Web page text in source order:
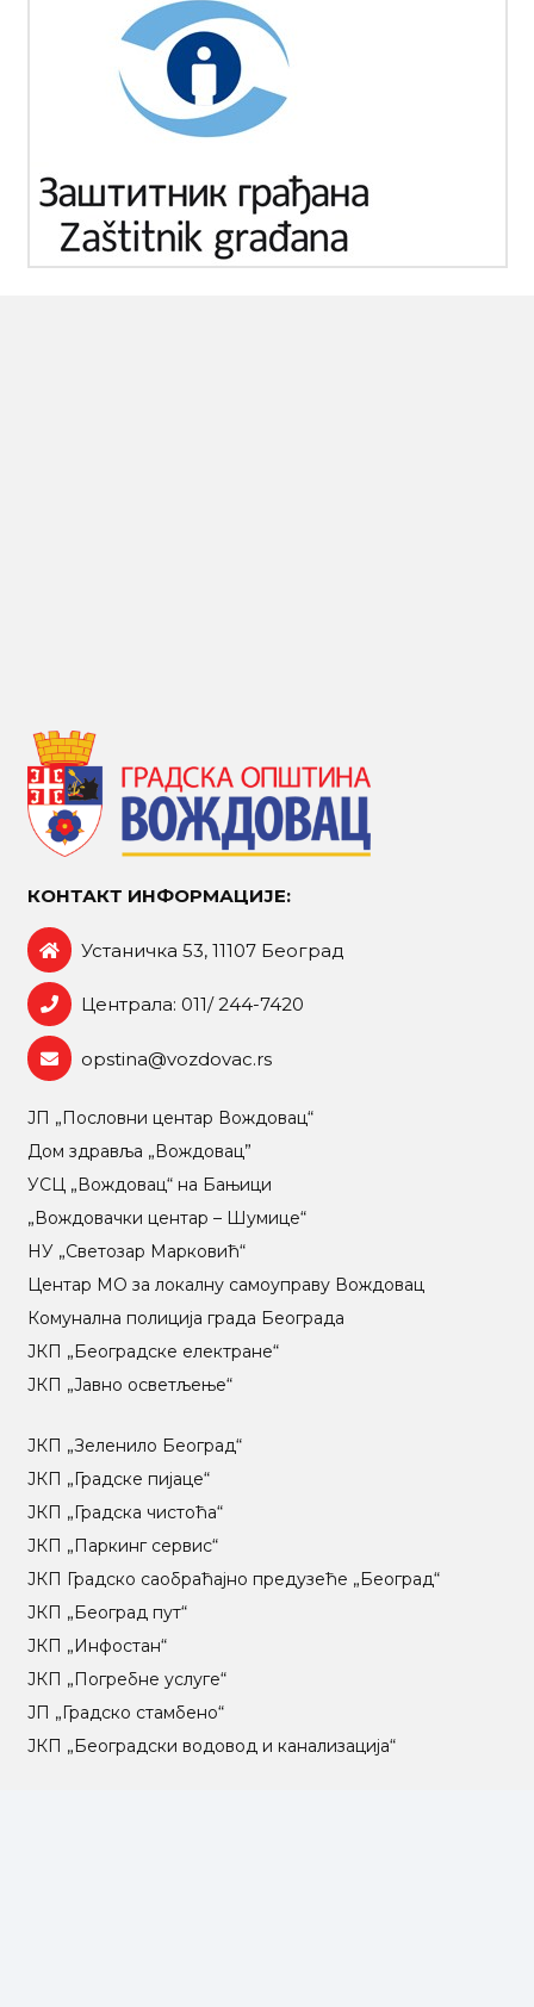
КОНТАКТ ИНФОРМАЦИЈЕ:
Устаничка 53, 11107 Београд
Централа: 011/ 244-7420
opstina@vozdovac.rs
ЈП „Пословни центар Вождовац“
Дом здравља „Вождовац”
УСЦ „Вождовац“ на Бањици
„Вождовачки центар – Шумице“
НУ „Светозар Марковић“
Центар МO за локалну самоуправу Вождовац
Комунална полиција града Београда
ЈКП „Београдске електране“
ЈКП „Јавно осветљење“
ЈКП „Зеленило Београд“
ЈКП „Градске пијаце“
ЈКП „Градска чистоћа“
ЈКП „Паркинг сервис“
ЈКП Градско саобраћајно предузеће „Београд“
ЈКП „Београд пут“
ЈКП „Инфостан“
ЈКП „Погребне услуге“
ЈП „Градско стамбено“
ЈКП „Београдски водовод и канализација“